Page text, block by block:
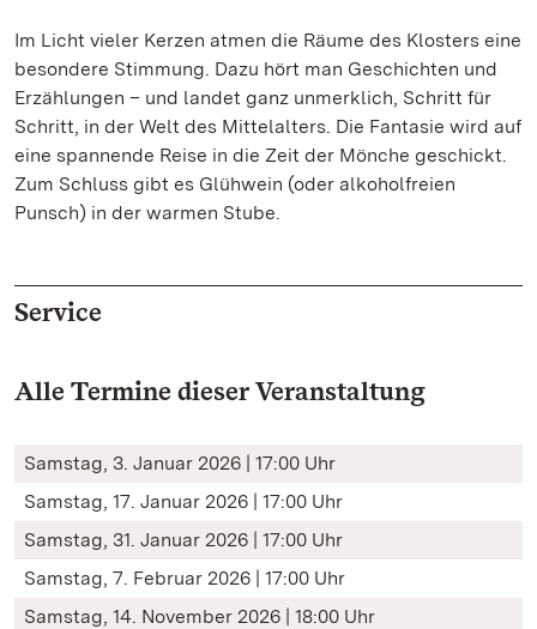
Im Licht vieler Kerzen atmen die Räume des Klosters eine
besondere Stimmung. Dazu hört man Geschichten und
Erzählungen – und landet ganz unmerklich, Schritt für
Schritt, in der Welt des Mittelalters. Die Fantasie wird auf
eine spannende Reise in die Zeit der Mönche geschickt.
Zum Schluss gibt es Glühwein (oder alkoholfreien
Punsch) in der warmen Stube.
Service
Alle Termine dieser Veranstaltung
Samstag, 3. Januar 2026 | 17:00 Uhr
Samstag, 17. Januar 2026 | 17:00 Uhr
Samstag, 31. Januar 2026 | 17:00 Uhr
Samstag, 7. Februar 2026 | 17:00 Uhr
Samstag, 14. November 2026 | 18:00 Uhr